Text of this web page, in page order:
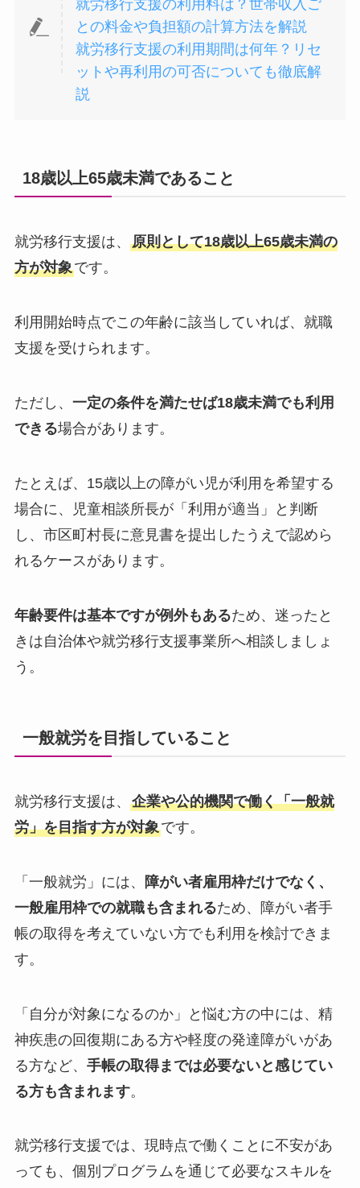
就労移行支援の利用料は？世帯収入ご
との料金や負担額の計算方法を解説
就労移行支援の利用期間は何年？リセ
ットや再利用の可否についても徹底解
説
18歳以上65歳未満であること
就労移行支援は、 原則として18歳以上65歳未満の
方が対象です。
利用開始時点でこの年齢に該当していれば、就職
支援を受けられます。
ただし、 一定の条件を満たせば18歳未満でも利用
できる場合があります。
たとえば、15歳以上の障がい児が利用を希望する
場合に、児童相談所長が「利用が適当」と判断
し、市区町村長に意見書を提出したうえで認めら
れるケースがあります。
年齢要件は基本ですが例外もあるため、迷ったと
きは自治体や就労移行支援事業所へ相談しましょ
う。
一般就労を目指していること
就労移行支援は、 企業や公的機関で働く「一般就
労」を目指す方が対象です。
「一般就労」には、
障がい者雇用枠だけでなく、
一般雇用枠での就職も含まれるため、障がい者手
帳の取得を考えていない方でも利用を検討できま
す。
「自分が対象になるのか」と悩む方の中には、精
神疾患の回復期にある方や軽度の発達障がいがあ
る方など、 手帳の取得までは必要ないと感じてい
る方も含まれます。
就労移行支援では、現時点で働くことに不安があ
っても、個別プログラムを通じて必要なスキルを